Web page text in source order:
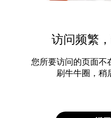
访问频繁
您所要访问的页面不
刷牛牛圈，稍